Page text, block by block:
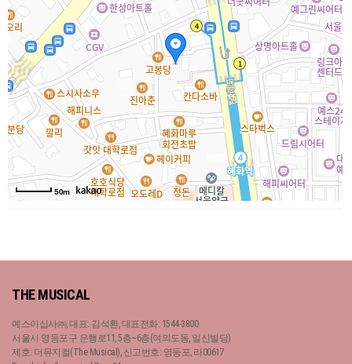
50m
THE MUSICAL
예스이십사㈜, 대표: 김석환, 대표전화: 1544-3800
서울시 영등포구 은행로11, 5층~6층(여의도동, 일신빌딩)
제호: 더뮤지컬(The Musical), 신고번호: 영등포, 라00617